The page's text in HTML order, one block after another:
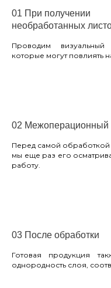
01 При получении
необработанных
Проводим
которые могут повлиять
02 Межоперационный
Перед самой обработкой
мы еще раз его
работу.
03 После обработки
Готовая продукция
однородность слоя,